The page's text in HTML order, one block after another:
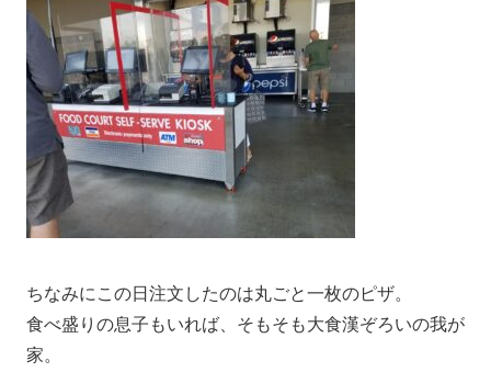
ちなみにこの日注文したのは丸ごと一枚のピザ。
食べ盛りの息子もいれば、そもそも大食漢ぞろいの我が
家。